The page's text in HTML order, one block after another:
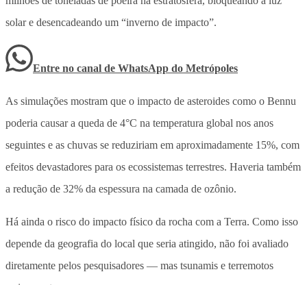
solar e desencadeando um “inverno de impacto”.
Entre no canal de WhatsApp do Metrópoles
As simulações mostram que o impacto de asteroides como o Bennu
poderia causar a queda de 4°C na temperatura global nos anos
seguintes e as chuvas se reduziriam em aproximadamente 15%, com
efeitos devastadores para os ecossistemas terrestres. Haveria também
a redução de 32% da espessura na camada de ozônio.
Há ainda o risco do impacto físico da rocha com a Terra. Como isso
depende da geografia do local que seria atingido, não foi avaliado
diretamente pelos pesquisadores — mas tsunamis e terremotos